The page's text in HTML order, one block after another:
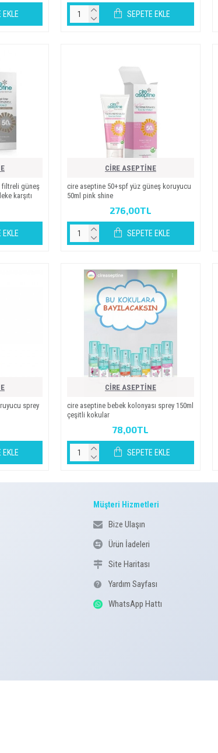
EKLE SEPETE EKLE
fi̇ltreli̇ güneş
karşiti
EKLE
CİRE ASEPTİNE
ci̇re asepti̇ne 50+spf yüz güneş koruyucu
50ml pi̇nk shi̇ne
276,00TL
SEPETE EKLE
sprey
EKLE
CİRE ASEPTİNE
ci̇re asepti̇ne bebek kolonyasi sprey 150ml
çeşi̇tli̇ kokular
78,00TL
SEPETE EKLE
Müşteri Hizmetleri
Bize Ulaşın
Ürün İadeleri
Site Haritası
Yardım Sayfası
WhatsApp Hattı